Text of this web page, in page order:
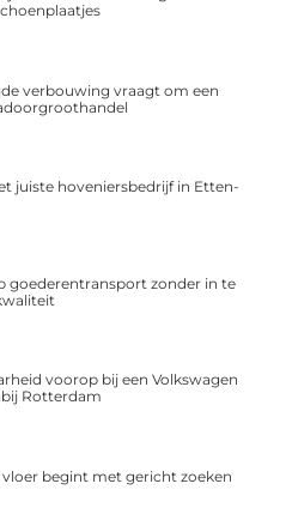
verbouwing vraagt om een
juiste hoveniersbedrijf in Etten-
goederentransport zonder in te
voorop bij een Volkswagen
Rotterdam
vloer begint met gericht zoeken